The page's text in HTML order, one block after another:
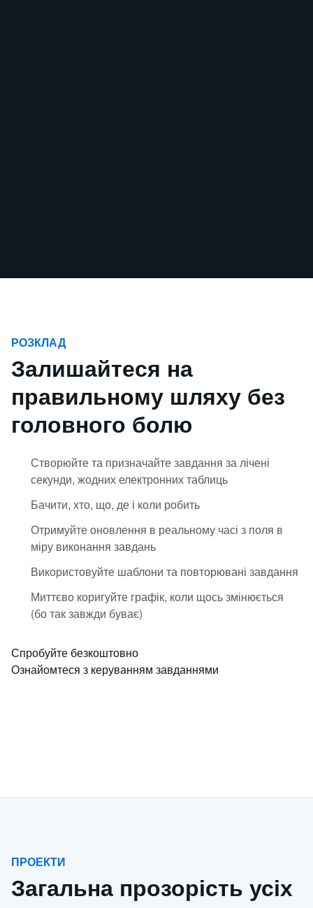
РОЗКЛАД
Залишайтеся на
правильному шляху без
головного болю
Створюйте та призначайте завдання за лічені
секунди, жодних електронних таблиць
Бачити, хто, що, де і коли робить
Отримуйте оновлення в реальному часі з поля в
міру виконання завдань
Використовуйте шаблони та повторювані завдання
Миттєво коригуйте графік, коли щось змінюється
(бо так завжди буває)
Спробуйте безкоштовно
Ознайомтеся з керуванням завданнями
ПРОЕКТИ
Загальна прозорість усіх